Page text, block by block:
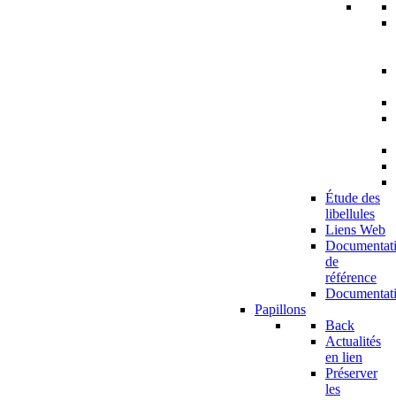
Étude des
libellules
Liens Web
de
référence
Papillons
Back
Actualités
en lien
Préserver
les